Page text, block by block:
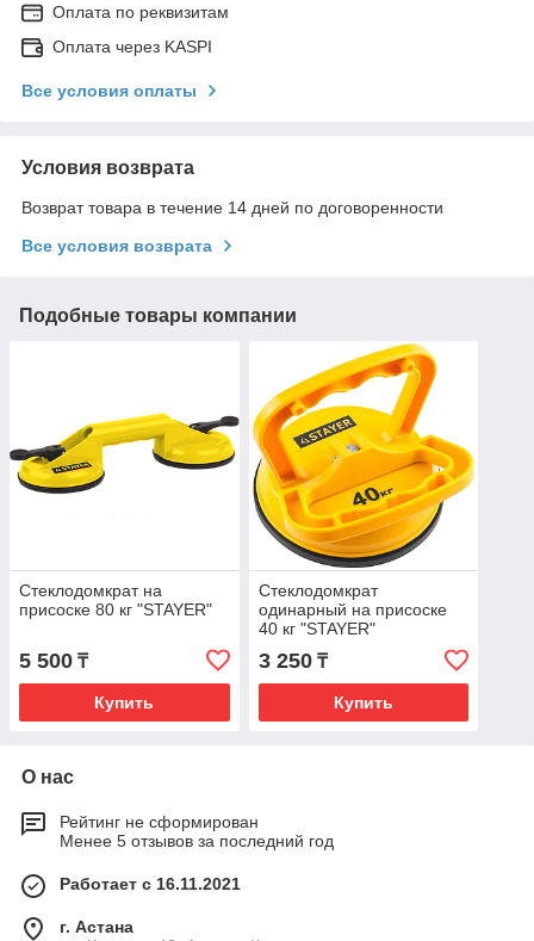
Оплата по реквизитам
Оплата через KASPI
Все условия оплаты
Условия возврата
Возврат товара в течение 14 дней по договоренности
Все условия возврата
Подобные товары компании
Стеклодомкрат на
присоске 80 кг "STAYER"
5 500 ₸
Купить
Стеклодомкрат
одинарный на присоске
40 кг "STAYER"
3 250₸
Купить
О нас
Рейтинг не сформирован
Менее 5 отзывов за последний год
Работает с 16.11.2021
г. Астана